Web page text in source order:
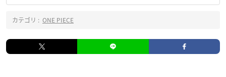
カテゴリ : ONE PIECE